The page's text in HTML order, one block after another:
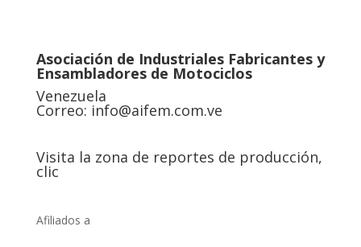
Asociación de Industriales Fabricantes y
Ensambladores de Motociclos
Venezuela
Correo: info@aifem.com.ve
Visita la zona de reportes de producción,
clic
Afiliados a